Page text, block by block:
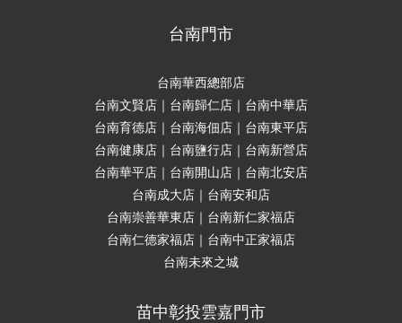
台南門市
台南華西總部店
台南文賢店｜台南歸仁店｜台南中華店
台南育德店｜台南海佃店｜台南東平店
台南健康店｜台南鹽行店｜台南新營店
台南華平店｜台南開山店｜台南北安店
台南成大店｜台南安和店
台南崇善華東店｜台南新仁家福店
台南仁德家福店｜台南中正家福店
台南未來之城
苗中彰投雲嘉門市